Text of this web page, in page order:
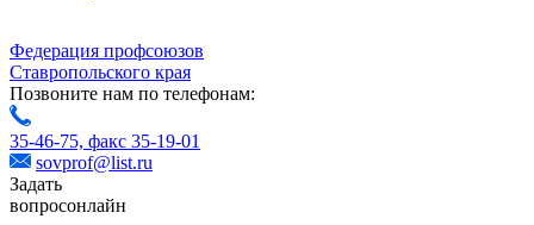
Федерация профсоюзов
Ставропольского края
Позвоните нам по телефонам:
35-46-75, факс 35-19-01
sovprof@list.ru
Задать
вопросонлайн